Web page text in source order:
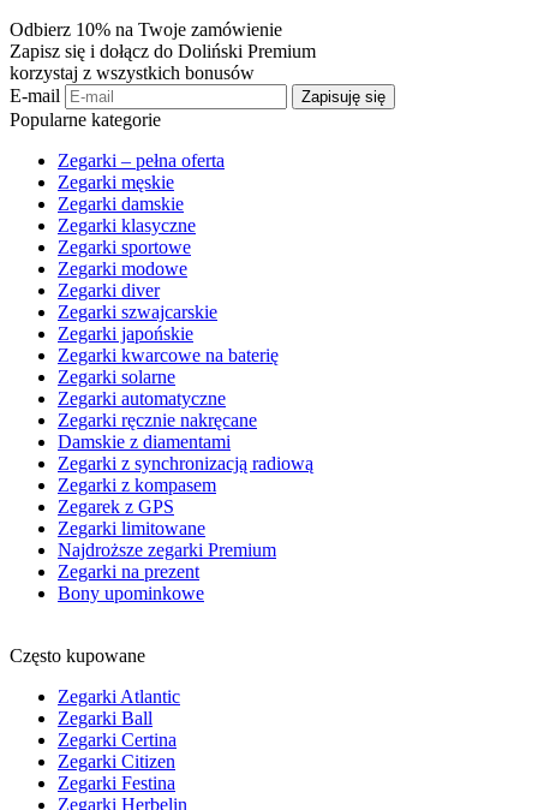
Odbierz 10% na Twoje zamówienie
Zapisz się i dołącz do Doliński Premium
korzystaj z wszystkich bonusów
E-mail
Zapisuję się
Popularne kategorie
Zegarki – pełna oferta
Zegarki męskie
Zegarki damskie
Zegarki klasyczne
Zegarki sportowe
Zegarki modowe
Zegarki diver
Zegarki szwajcarskie
Zegarki japońskie
Zegarki kwarcowe na baterię
Zegarki solarne
Zegarki automatyczne
Zegarki ręcznie nakręcane
Damskie z diamentami
Zegarki z synchronizacją radiową
Zegarki z kompasem
Zegarek z GPS
Zegarki limitowane
Najdroższe zegarki Premium
Zegarki na prezent
Bony upominkowe
Często kupowane
Zegarki Atlantic
Zegarki Ball
Zegarki Certina
Zegarki Citizen
Zegarki Festina
Zegarki Herbelin